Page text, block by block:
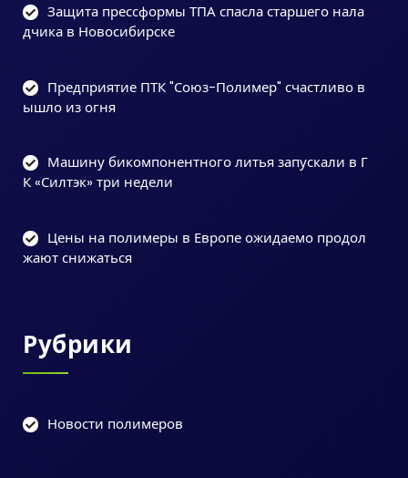
Защита прессформы ТПА спасла старшего нала
дчика в Новосибирске
Предприятие ПТК "Союз-Полимер" счастливо в
ышло из огня
Машину бикомпонентного литья запускали в Г
К «Силтэк» три недели
Цены на полимеры в Европе ожидаемо продол
жают снижаться
Рубрики
Новости полимеров